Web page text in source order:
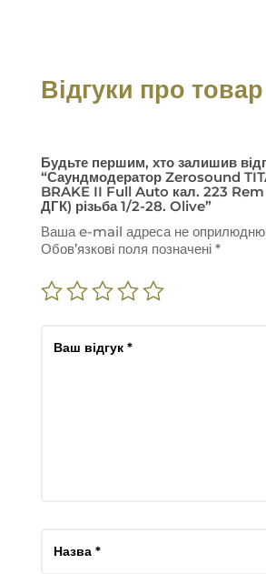
Відгуки про товар
Будьте першим, хто залишив
“Саундмодератор Zerosound
BRAKE II Full Auto кал. 223 Rem
ДГК) різьба 1/2-28. Olive”
Ваша e-mail адреса не
Обов’язкові поля позначені *